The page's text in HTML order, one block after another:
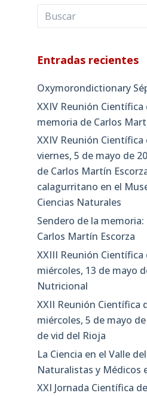
Entradas recientes
Oxymorondictionary
XXIV Reunión Científica
memoria de Carlos
XXIV Reunión Científica
viernes, 5 de mayo de
de Carlos Martín
calagurritano en el
Ciencias Naturales
Sendero de la
Carlos Martín Escorza
XXIII Reunión Científica
miércoles, 13 de mayo
Nutricional
XXII Reunión Científica
miércoles, 5 de mayo
de vid del Rioja
La Ciencia en el Valle
Naturalistas y Médicos
XXI Jornada Científica